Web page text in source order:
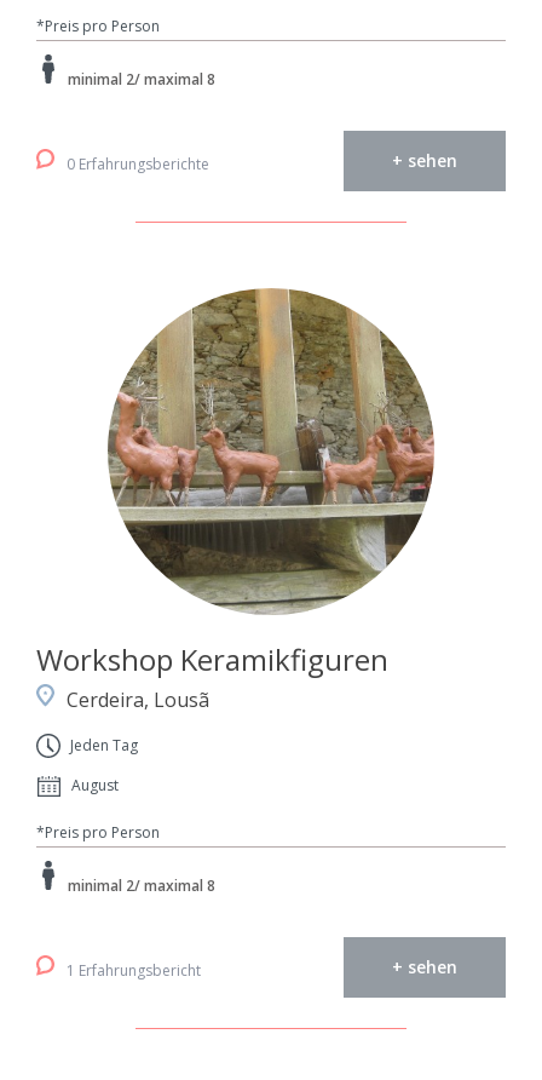
*Preis pro Person
minimal 2/ maximal 8
0 Erfahrungsberichte + sehen
Workshop Keramikfiguren
Cerdeira, Lousã
Jeden Tag
August
*Preis pro Person
minimal 2/ maximal 8
1 Erfahrungsbericht + sehen